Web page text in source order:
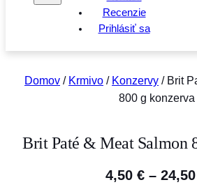
Recenzie
Prihlásiť sa
Domov / Krmivo / Konzervy / Brit
800 g konzerva
Brit Paté & Meat Salmon
4,50 € – 24,50